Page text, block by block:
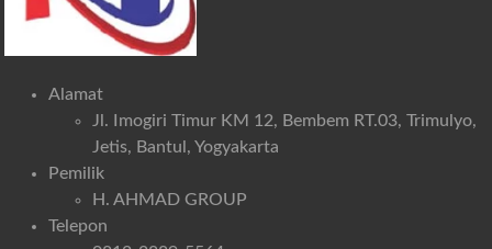
Alamat
Jl. Imogiri Timur KM 12, Bembem RT.03, Trimulyo,
Jetis, Bantul, Yogyakarta
Pemilik
H. AHMAD GROUP
Telepon